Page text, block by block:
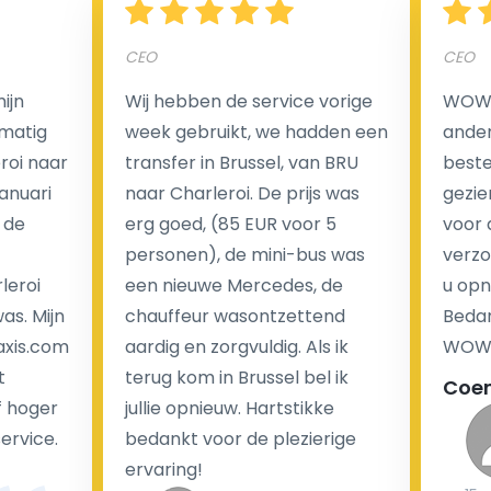
Een van de meest aantrekkelijke voordelen van
luchthaventaxi's is een vast tarief voor uw rit. In
tegenstelling tot traditionele taxi's met taxameter
brengen wij u geen extra kosten in rekening voor de
nachtrit.
We hebben geen ophaaltarief of extra kosten voor
wachttijd als uw vlucht vertraging heeft.
Kijk op onze website voor meer informatie over uw
transferkosten. Ons boekingsformulier bevat alle
mogelijke extra's die u kunt kiezen en de prijs die u
krijgt is transparant voor een passagier en een
naar
Mijn
hoger
CEO
Wij hebben de service vorige
week gebruikt, we hadden een
transfer in Brussel, van BRU
naar Charleroi. De prijs was
erg goed, (85 EUR voor 5
personen), de mini-bus was
een nieuwe Mercedes, de
chauffeur wasontzettend
aardig en zorgvuldig. Als ik
terug kom in Brussel bel ik
jullie opnieuw. Hartstikke
bedankt voor de plezierige
ervaring!
CEO
voor
u